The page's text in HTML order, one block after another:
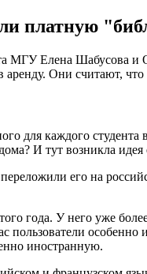
платную
МГУ Елена Шабусова и
Они считают,
для каждого
И тут возникла
его на
года. У него уже
пользователи
иностранную.